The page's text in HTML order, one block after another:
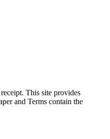
This site provides
and Terms contain the